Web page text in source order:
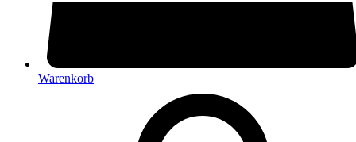
Warenkorb